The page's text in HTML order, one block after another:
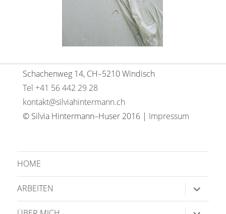
Schachenweg 14, CH–5210 Windisch
Tel +41 56 442 29 28
kontakt@silviahintermann.ch
© Silvia Hintermann–Huser 2016 | Impressum
HOME
ARBEITEN